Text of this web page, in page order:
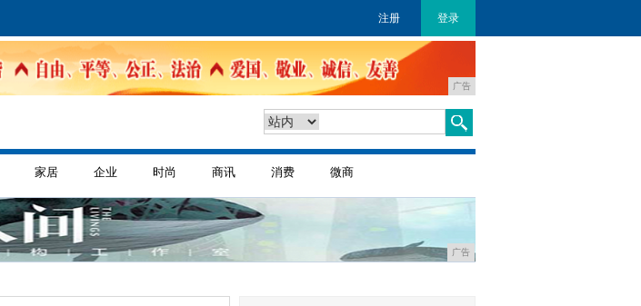
注册 登录
广告
家居 企业 时尚 商讯 消费 微商
广告